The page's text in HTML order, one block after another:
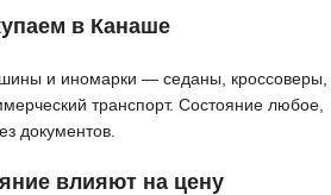
в Канаше
и иномарки — седаны, кроссоверы,
транспорт. Состояние любое,
документов.
влияют на цену